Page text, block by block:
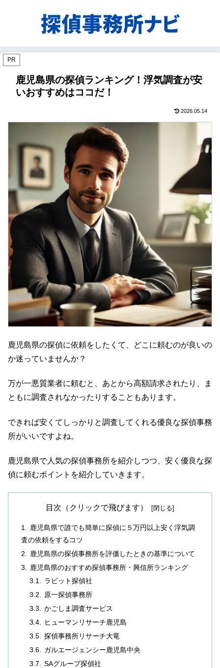
PR
鹿児島県の探偵ランキング！浮気調査が安
いおすすめはココだ！
2026.05.14
鹿児島県の探偵に依頼をしたくて、どこに頼むのが良いの
か迷っていませんか？
万が一悪質業者に頼むと、あとから高額請求されたり、ま
ともに調査されなかったりすることもあります。
できれば安くてしっかりと調査してくれる優良な探偵事務
所がいいですよね。
鹿児島県で人気の探偵事務所を紹介しつつ、安く優良な探
偵に頼むポイントを紹介していきます。
目次（クリックで飛びます）
鹿児島県で誰でも簡単に探偵に５万円以上安く浮気調
査の依頼をするコツ
鹿児島県の探偵事務所を評価したときの基準について
鹿児島県のおすすめ探偵事務所・興信所ランキング
ラビット探偵社
原一探偵事務所
かごしま調査サービス
ヒューマンリサーチ鹿児島
探偵事務所リサーチ大竜
ガルエージェンシー鹿児島中央
SAグループ探偵社